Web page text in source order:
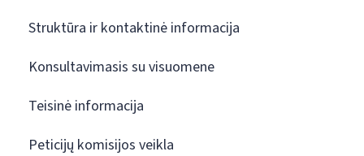
Struktūra ir kontaktinė informacija
Konsultavimasis su visuomene
Teisinė informacija
Peticijų komisijos veikla